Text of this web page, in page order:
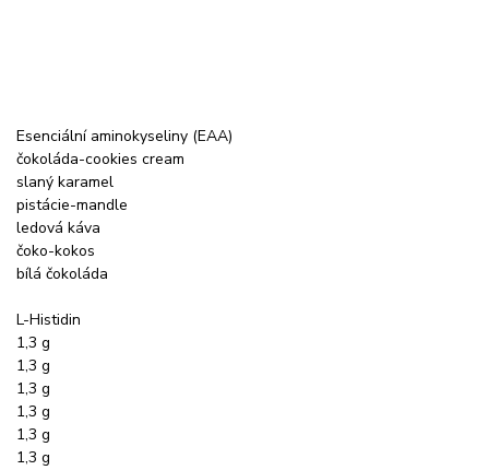
Esenciální aminokyseliny (EAA)
čokoláda-cookies cream
slaný karamel
pistácie-mandle
ledová káva
čoko-kokos
bílá čokoláda
L-Histidin
1,3 g
1,3 g
1,3 g
1,3 g
1,3 g
1,3 g